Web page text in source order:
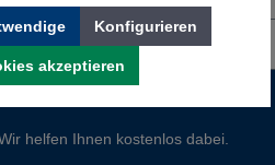
helfen Ihnen kostenlos dabei.
Konfigurieren
akzeptieren